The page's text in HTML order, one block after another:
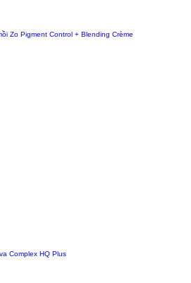
Zo Pigment Control + Blending Crème
Complex HQ Plus